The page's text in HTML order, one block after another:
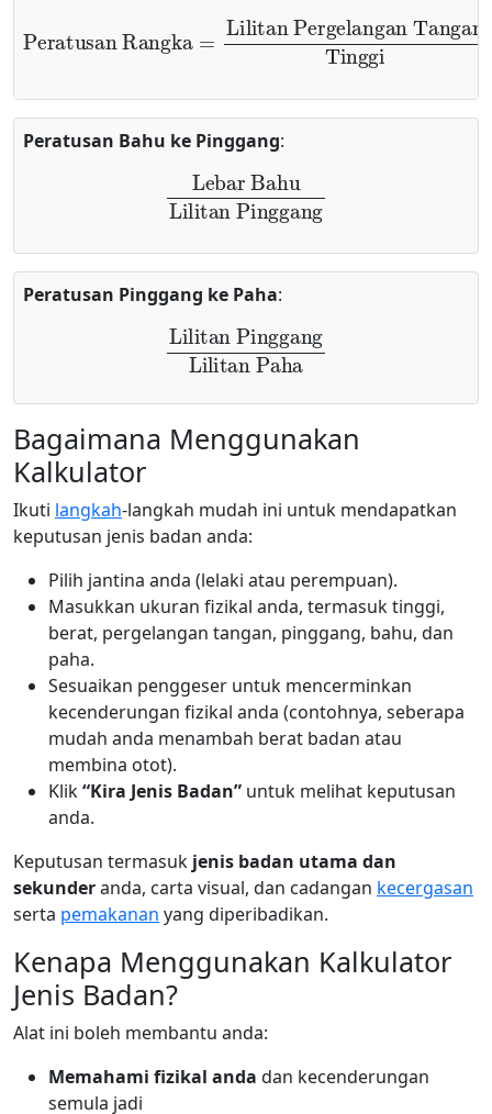
Peratusan Rangka=
Lilitan Pergelangan TanganTinggi
Peratusan Bahu ke Pinggang:
Lebar BahuLilitan Pinggang
Peratusan Pinggang ke Paha:
Lilitan PinggangLilitan Paha
Bagaimana Menggunakan
Kalkulator
Ikuti langkah-langkah mudah ini untuk mendapatkan
keputusan jenis badan anda:
Pilih jantina anda (lelaki atau perempuan).
Masukkan ukuran fizikal anda, termasuk tinggi,
berat, pergelangan tangan, pinggang, bahu, dan
paha.
Sesuaikan penggeser untuk mencerminkan
kecenderungan fizikal anda (contohnya, seberapa
mudah anda menambah berat badan atau
membina otot).
Klik“Kira Jenis Badan” untuk melihat keputusan
anda.
Keputusan termasuk jenis badan utama dan
sekunderanda, carta visual, dan cadangan kecergasan
serta pemakanan yang diperibadikan.
Kenapa Menggunakan Kalkulator
Jenis Badan?
Alat ini boleh membantu anda:
Memahami fizikal anda dan kecenderungan
semula jadi